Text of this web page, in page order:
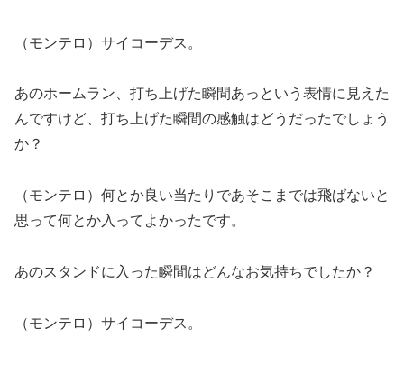
（モンテロ）サイコーデス。
あのホームラン、打ち上げた瞬間あっという表情に見えた
んですけど、打ち上げた瞬間の感触はどうだったでしょう
か？
（モンテロ）何とか良い当たりであそこまでは飛ばないと
思って何とか入ってよかったです。
あのスタンドに入った瞬間はどんなお気持ちでしたか？
（モンテロ）サイコーデス。